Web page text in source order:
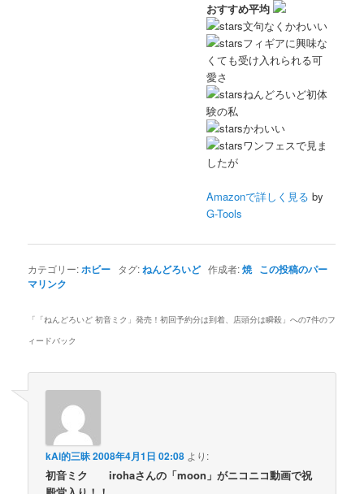
おすすめ平均
文句なくかわいい
フィギアに興味な
くても受け入れられる可
愛さ
ねんどろいど初体
験の私
かわいい
ワンフェスで見ま
したが
Amazonで詳しく見る by
G-Tools
カテゴリー:ホビー タグ:ねんどろいど作成者:焼 この投稿のパー
マリンク
「 「ねんどろいど 初音ミク」発売！初回予約分は到着、店頭分は瞬殺 」への7件のフ
ィードバック
kAi的三昧2008年4月1日 02:08 より:
初音ミク irohaさんの「moon」がニコニコ動画で祝